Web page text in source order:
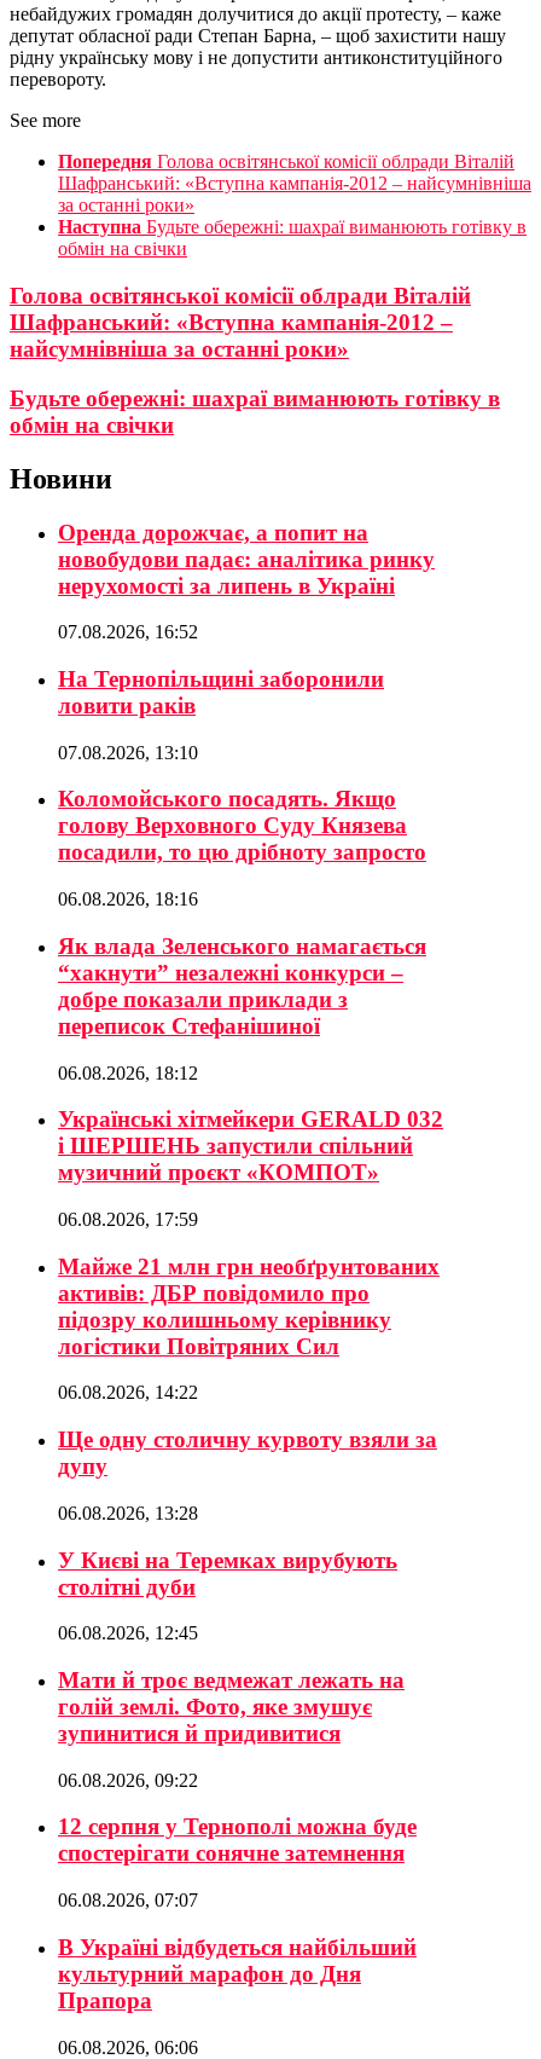
небайдужих громадян долучитися до акції протесту, – каже
депутат обласної ради Степан Барна, – щоб захистити нашу
рідну українську мову і не допустити антиконституційного
перевороту.
See more
Попередня Голова освітянської комісії облради Віталій
Шафранський: «Вступна кампанія-2012 – найсумнівніша
за останні роки»
Наступна Будьте обережні: шахраї виманюють готівку в
обмін на свічки
Голова освітянської комісії облради Віталій
Шафранський: «Вступна кампанія-2012 –
найсумнівніша за останні роки»
Будьте обережні: шахраї виманюють готівку в
обмін на свічки
Новини
Оренда дорожчає, а попит на
новобудови падає: аналітика ринку
нерухомості за липень в Україні
07.08.2026, 16:52
На Тернопільщині заборонили
ловити раків
07.08.2026, 13:10
Коломойського посадять. Якщо
голову Верховного Суду Князева
посадили, то цю дрібноту запросто
06.08.2026, 18:16
Як влада Зеленського намагається
“хакнути” незалежні конкурси –
добре показали приклади з
переписок Стефанішиної
06.08.2026, 18:12
Українські хітмейкери GERALD 032
і ШЕРШЕНЬ запустили спільний
музичний проєкт «КОМПОТ»
06.08.2026, 17:59
Майже 21 млн грн необґрунтованих
активів: ДБР повідомило про
підозру колишньому керівнику
логістики Повітряних Сил
06.08.2026, 14:22
Ще одну столичну курвоту взяли за
дупу
06.08.2026, 13:28
У Києві на Теремках вирубують
столітні дуби
06.08.2026, 12:45
Мати й троє ведмежат лежать на
голій землі. Фото, яке змушує
зупинитися й придивитися
06.08.2026, 09:22
12 серпня у Тернополі можна буде
спостерігати сонячне затемнення
06.08.2026, 07:07
В Україні відбудеться найбільший
культурний марафон до Дня
Прапора
06.08.2026, 06:06